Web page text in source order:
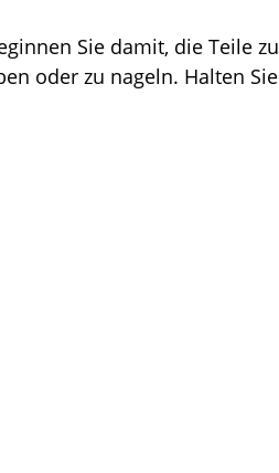
Sie damit, die Teile zu
oder zu nageln. Halten Sie